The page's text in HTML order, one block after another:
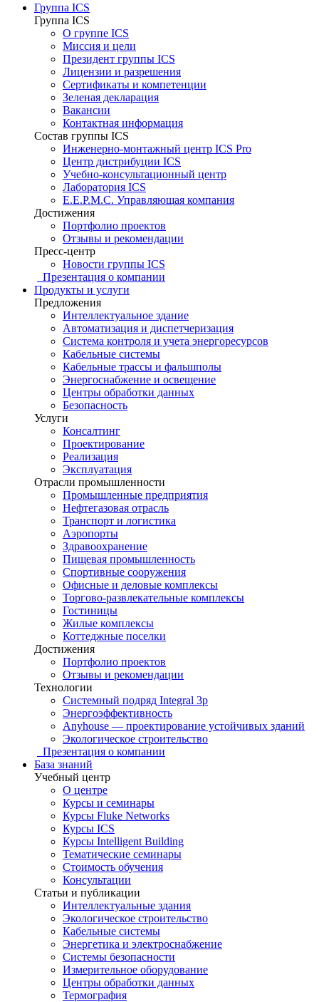
Группа ICS
Группа ICS
О группе ICS
Миссия и цели
Президент группы ICS
Лицензии и разрешения
Сертификаты и компетенции
Зеленая декларация
Вакансии
Контактная информация
Состав группы ICS
Инженерно-монтажный центр ICS Pro
Центр дистрибуции ICS
Учебно-консультационный центр
Лаборатория ICS
E.E.P.M.C. Управляющая компания
Достижения
Портфолио проектов
Отзывы и рекомендации
Пресс-центр
Новости группы ICS
Презентация о компании
Продукты и услуги
Предложения
Интеллектуальное здание
Автоматизация и диспетчеризация
Система контроля и учета энергоресурсов
Кабельные системы
Кабельные трассы и фальшполы
Энергоснабжение и освещение
Центры обработки данных
Безопасность
Услуги
Консалтинг
Проектирование
Реализация
Эксплуатация
Отрасли промышленности
Промышленные предприятия
Нефтегазовая отрасль
Транспорт и логистика
Аэропорты
Здравоохранение
Пищевая промышленность
Спортивные сооружения
Офисные и деловые комплексы
Торгово-развлекательные комплексы
Гостиницы
Жилые комплексы
Коттеджные поселки
Достижения
Портфолио проектов
Отзывы и рекомендации
Технологии
Системный подряд Integral 3p
Энергоэффективность
Anyhouse — проектирование устойчивых зданий
Экологическое строительство
Презентация о компании
База знаний
Учебный центр
О центре
Курсы и семинары
Курсы Fluke Networks
Курсы ICS
Курсы Intelligent Building
Тематические семинары
Стоимость обучения
Консультации
Статьи и публикации
Интеллектуальные здания
Экологическое строительство
Кабельные системы
Энергетика и электроснабжение
Системы безопасности
Измерительное оборудование
Центры обработки данных
Термография